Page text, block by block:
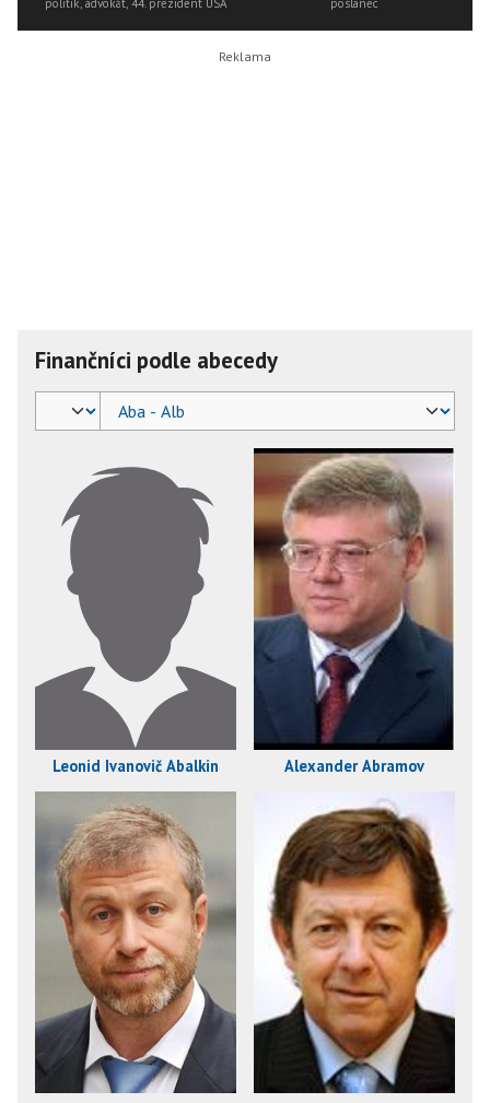
politik, advokát, 44. prezident USA poslanec
Finančníci podle abecedy
Leonid Ivanovič Abalkin Alexander Abramov